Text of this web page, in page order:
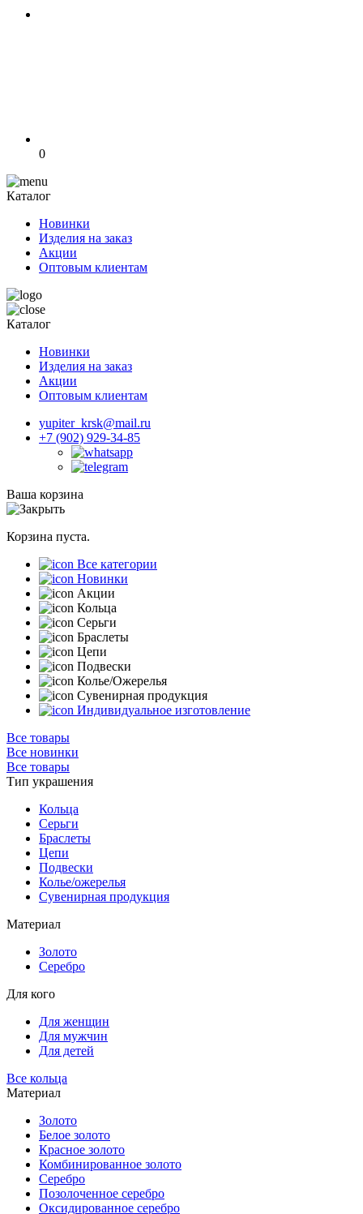
0
Каталог
Новинки
Изделия на заказ
Акции
Оптовым клиентам
Каталог
Новинки
Изделия на заказ
Акции
Оптовым клиентам
yupiter_krsk@mail.ru
+7 (902) 929-34-85
Ваша корзина
Корзина пуста.
Все категории
Новинки
Акции
Кольца
Серьги
Браслеты
Цепи
Подвески
Колье/Ожерелья
Сувенирная продукция
Индивидуальное изготовление
Все товары
Все новинки
Все товары
Тип украшения
Кольца
Серьги
Браслеты
Цепи
Подвески
Колье/ожерелья
Сувенирная продукция
Материал
Золото
Серебро
Для кого
Для женщин
Для мужчин
Для детей
Все кольца
Материал
Золото
Белое золото
Красное золото
Комбинированное золото
Серебро
Позолоченное серебро
Оксидированное серебро